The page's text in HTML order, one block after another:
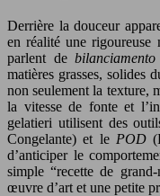
Derrière la douceur
en réalité une rigoureuse
parlent debilanciamento
matières grasses, solides
non seulement la texture,
la vitesse de fonte et
gelatieri utilisent des
Congelante) et le POD
d’anticiper le
simple “recette de
œuvre d’art et une petite